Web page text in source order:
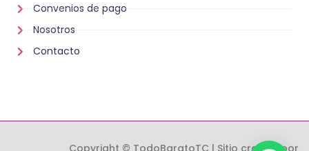
Convenios de pago
Nosotros
Contacto